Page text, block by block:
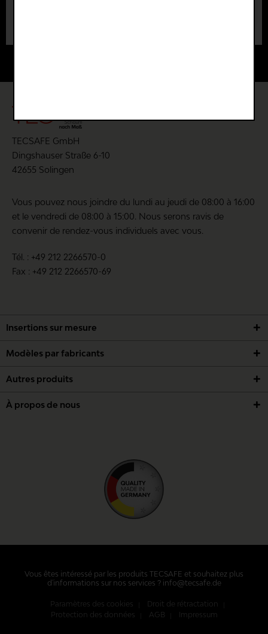
Évaluation moyenne : 0 sur 10 (0 votes)
Partagez votre avis avec d'autres clients
Écrire une évaluation
Les champs marqués d'un * sont obligatoires.
J'ai pris connaissance des
confidentialité .
TECSAFE GmbH
Dingshauser Straße 6-10
42655 Solingen
Vous pouvez nous joindre du lundi au jeudi de 08:00 à 16:00
et le vendredi de 08:00 à 15:00. Nous serons ravis de
convenir de rendez-vous individuels avec vous.
Tél. : +49 212 2266570-0
Fax : +49 212 2266570-69
Insertions sur mesure
Modèles par fabricants
Autres produits
À propos de nous
Vous êtes intéressé par les produits TECSAFE et souhaitez plus
d'informations sur nos services ? info@tecsafe.de
Paramètres des cookies
Droit de rétractation
Protection des données
AGB Impressum